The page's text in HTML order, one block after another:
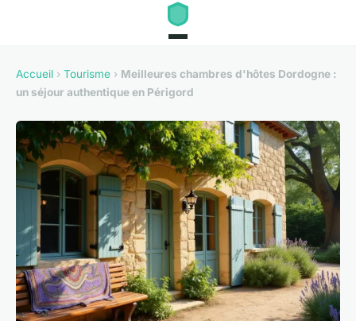
Accueil › Tourisme › Meilleures chambres d'hôtes Dordogne :
un séjour authentique en Périgord